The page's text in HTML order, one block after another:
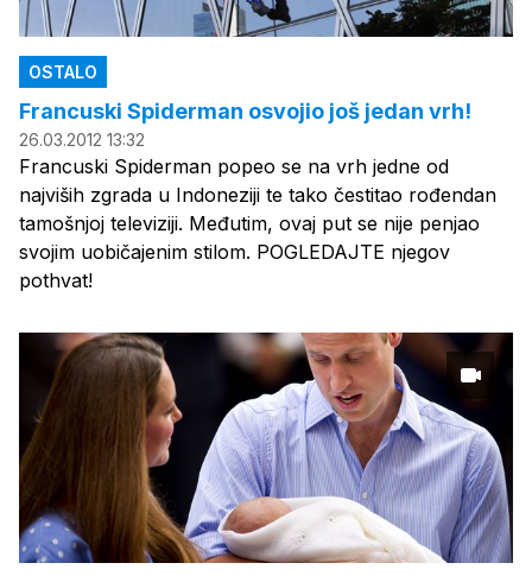
OSTALO
Francuski Spiderman osvojio još jedan vrh!
26.03.2012 13:32
Francuski Spiderman popeo se na vrh jedne od
najviših zgrada u Indoneziji te tako čestitao rođendan
tamošnjoj televiziji. Međutim, ovaj put se nije penjao
svojim uobičajenim stilom. POGLEDAJTE njegov
pothvat!